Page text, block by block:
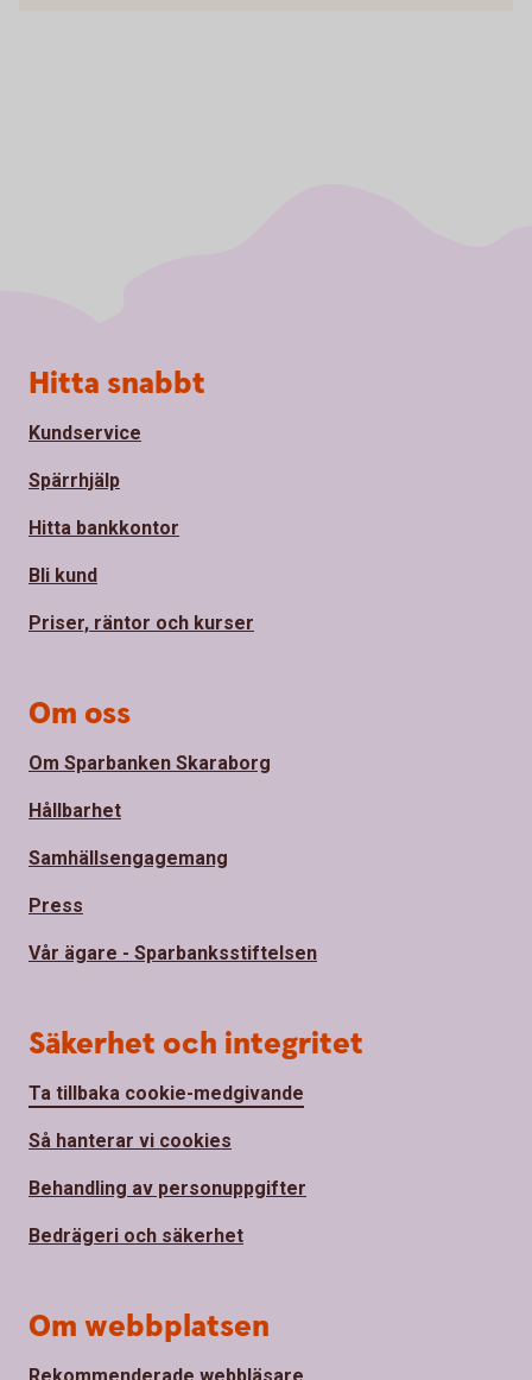
Sidfot
Hitta snabbt
Kundservice
Spärrhjälp
Hitta bankkontor
Bli kund
Priser, räntor och kurser
Om oss
Om Sparbanken Skaraborg
Hållbarhet
Samhällsengagemang
Press
Vår ägare - Sparbanksstiftelsen
Säkerhet och integritet
Ta tillbaka cookie-medgivande
Så hanterar vi cookies
Behandling av personuppgifter
Bedrägeri och säkerhet
Om webbplatsen